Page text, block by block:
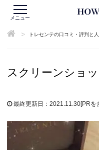
メニュー
> トレセンテの口コミ・評判と
スクリーンショ
最終更新日：2021.11.30[PRを